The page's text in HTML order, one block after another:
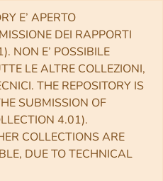
E’ APERTO
DEI RAPPORTI
NON E’ POSSIBILE
LE ALTRE COLLEZIONI,
THE REPOSITORY IS
SUBMISSION OF
4.01).
COLLECTIONS ARE
DUE TO TECHNICAL